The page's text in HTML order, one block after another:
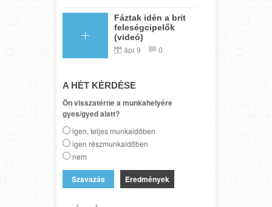
Fáztak idén a brit
feleségcipelők
(videó)
ápr 9 0
A HÉT KÉRDÉSE
Ön visszatérne a munkahelyére
gyes/gyed alatt?
igen, teljes munkaidőben
igen részmunkaidőben
nem
Eredmények